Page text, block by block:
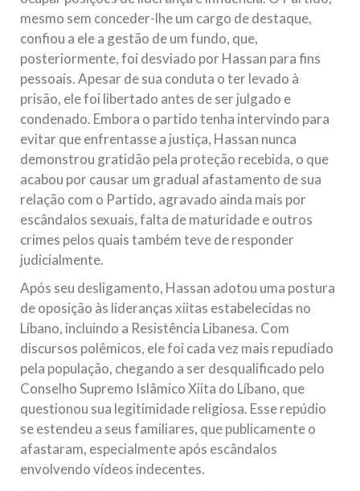
mesmo sem conceder-lhe um cargo de destaque,
confiou a ele a gestão de um fundo, que,
posteriormente, foi desviado por Hassan para fins
pessoais. Apesar de sua conduta o ter levado à
prisão, ele foi libertado antes de ser julgado e
condenado. Embora o partido tenha intervindo para
evitar que enfrentasse a justiça, Hassan nunca
demonstrou gratidão pela proteção recebida, o que
acabou por causar um gradual afastamento de sua
relação com o Partido, agravado ainda mais por
escândalos sexuais, falta de maturidade e outros
crimes pelos quais também teve de responder
judicialmente.
Após seu desligamento, Hassan adotou uma postura
de oposição às lideranças xiitas estabelecidas no
Líbano, incluindo a Resistência Libanesa. Com
discursos polêmicos, ele foi cada vez mais repudiado
pela população, chegando a ser desqualificado pelo
Conselho Supremo Islâmico Xiita do Líbano, que
questionou sua legitimidade religiosa. Esse repúdio
se estendeu a seus familiares, que publicamente o
afastaram, especialmente após escândalos
envolvendo vídeos indecentes.